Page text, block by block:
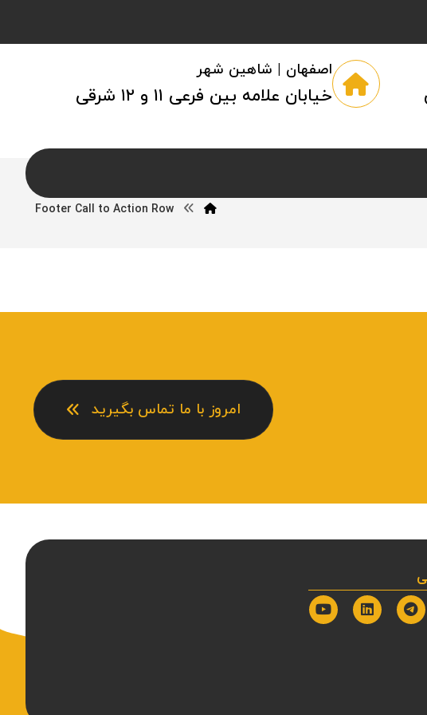
اصفهان | شاهین شهر
خیابان علامه بین فرعی ۱۱ و ۱۲ شرقی
Footer Call to Action Row
امروز با ما تماس بگیرید